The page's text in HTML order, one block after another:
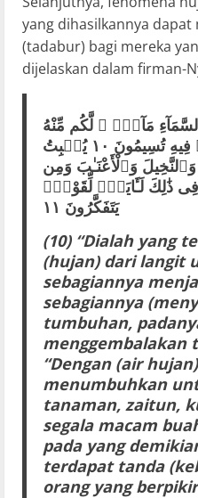
yang dihasilkannya
(tadabur) bagi mereka
dijelaskan dalam firman-
مَآءًۭ ۖ لَّكُم مِّنْهُ
شَرَابٌۭ وَمِنْهُ شَجَرٌۭ فِيهِ تُسِيمُونَ ١٠ يُنۢبِتُ
وَٱلْأَعْنَـٰبَ وَمِن
ذَٰلِكَ لَـَٔايَةًۭ لِّقَوْمٍۢ
يَتَفَكَّرُونَ ١١
(10) “Dialah yang
(hujan) dari langit
sebagiannya
sebagiannya
tumbuhan,
menggembalakan
“Dengan (air
menumbuhkan
tanaman, zaitun,
segala macam
pada yang
terdapat tanda
orang yang